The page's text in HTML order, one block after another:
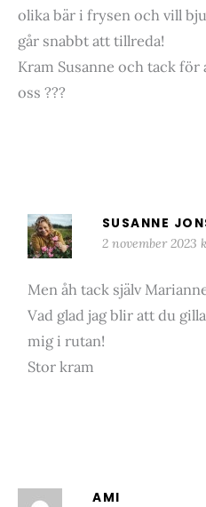
olika bär i frysen och vill
går snabbt att tillreda!
Kram Susanne och tack
oss ???
SUSANNE
2 november 2023
Men åh tack själv
Vad glad jag blir att du
mig i rutan!
Stor kram
AMI